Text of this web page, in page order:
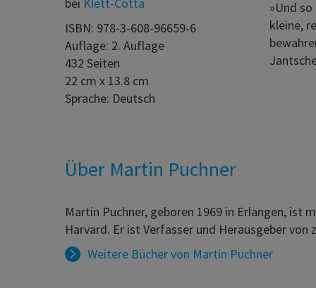
ISBN: 978-3-608-96659-6
Auflage: 2. Auflage
432 Seiten
22 cm x 13.8 cm
Sprache: Deutsch
»Und
kleine,
Über Martin Puchner
Martin Puchner, geboren 1969 in Erlangen,
Harvard. Er ist Verfasser und Herausgeber
Weitere Bücher von Martin Puchner